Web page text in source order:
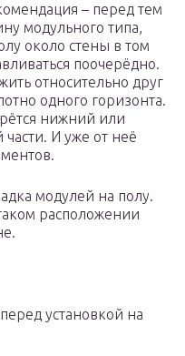
– перед тем
модульного типа,
около стены в том
поочерёдно.
относительно друг
одного горизонта.
нижний или
И уже от неё
модулей на полу.
расположении
установкой на